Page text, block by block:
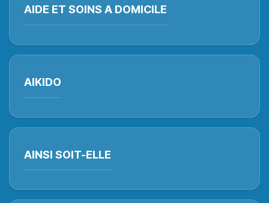
AIDE ET SOINS A DOMICILE
AIKIDO
AINSI SOIT-ELLE